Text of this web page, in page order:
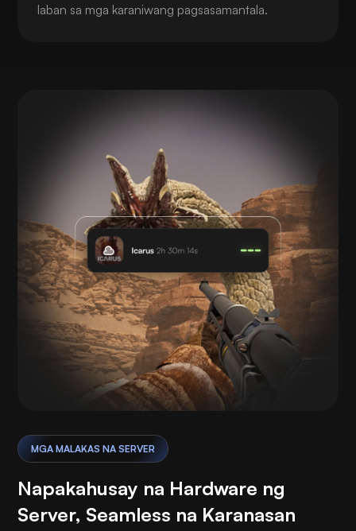
laban sa mga karaniwang pagsasamantala.
MGA MALAKAS NA SERVER
Napakahusay na Hardware ng
Server, Seamless na Karanasan